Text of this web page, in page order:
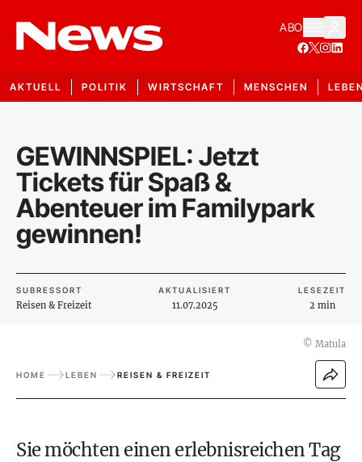
ABO
AKTUELL POLITIK WIRTSCHAFT MENSCHEN
GEWINNSPIEL: Jetzt
Tickets für Spaß &
Abenteuer im Familypark
gewinnen!
SUBRESSORT
Reisen & Freizeit
AKTUALISIERT
11.07.2025
LESEZEIT
2 min
© Matula
HOME LEBEN REISEN & FREIZEIT
Sie möchten einen erlebnisreichen Tag